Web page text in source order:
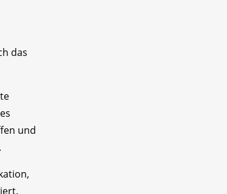
das
und